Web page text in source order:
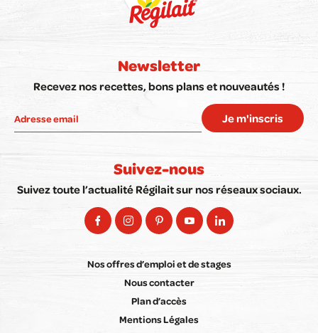
Newsletter
Recevez nos recettes, bons plans et nouveautés !
Je m'inscris
Suivez-nous
Suivez toute l’actualité Régilait sur nos réseaux sociaux.
Nos offres d’emploi et de stages
Nous contacter
Plan d’accès
Mentions Légales